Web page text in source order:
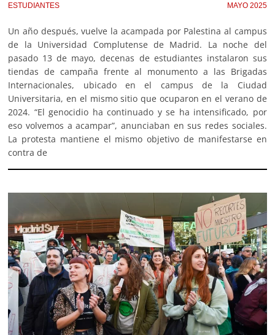
ESTUDIANTES MAYO 2025
Un año después, vuelve la acampada por Palestina al campus
de la Universidad Complutense de Madrid. La noche del
pasado 13 de mayo, decenas de estudiantes instalaron sus
tiendas de campaña frente al monumento a las Brigadas
Internacionales, ubicado en el campus de la Ciudad
Universitaria, en el mismo sitio que ocuparon en el verano de
2024. “El genocidio ha continuado y se ha intensificado, por
eso volvemos a acampar”, anunciaban en sus redes sociales.
La protesta mantiene el mismo objetivo de manifestarse en
contra de